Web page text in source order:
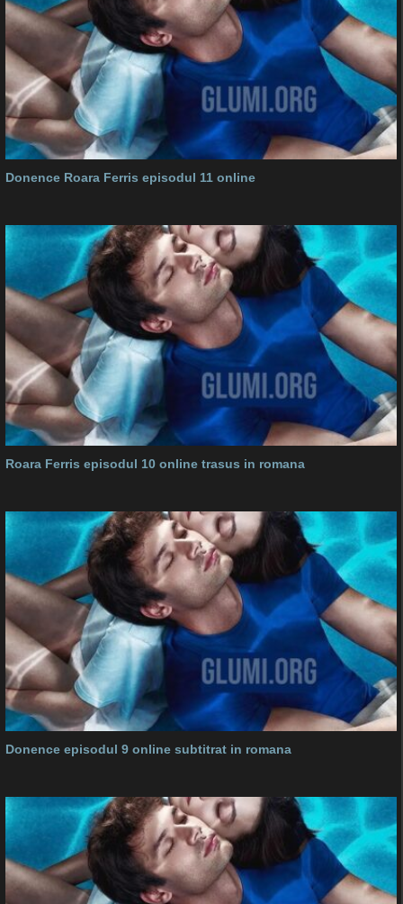
Donence Roara Ferris episodul 11 online
Roara Ferris episodul 10 online trasus in romana
Donence episodul 9 online subtitrat in romana